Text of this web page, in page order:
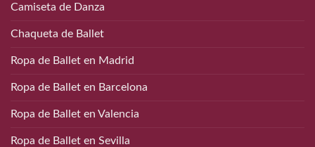
Camiseta de Danza
Chaqueta de Ballet
Ropa de Ballet en Madrid
Ropa de Ballet en Barcelona
Ropa de Ballet en Valencia
Ropa de Ballet en Sevilla